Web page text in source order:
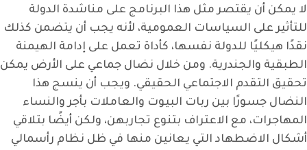
لا يمكن أن يقتصر مثل هذا البرنامج على مناشدة الدولة
للتأثير على السياسات العمومية، لأنه يجب أن يتضمن كذلك
نقدًا هيكليًا للدولة نفسها، كأداة تعمل على إدامة الهيمنة
الطبقية والجندرية. ومن خلال نضال جماعي على الأرض يمكن
تحقيق التقدم الاجتماعي الحقيقي. ويجب أن ينسج هذا
النضال جسورًا بين ربات البيوت والعاملات بأجر والنساء
المهاجرات، مع الاعتراف بتنوع تجاربهن، ولكن أيضًا بتلاقي
أشكال الاضطهاد التي يعانين منها في ظل نظام رأسمالي